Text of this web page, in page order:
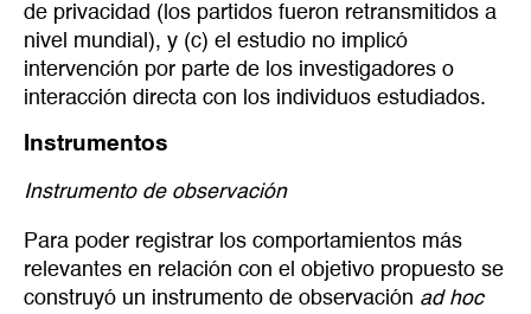
de privacidad (los partidos fueron retransmitidos a
nivel mundial), y (c) el estudio no implicó
intervención por parte de los investigadores o
interacción directa con los individuos estudiados.
Instrumentos
Instrumento de observación
Para poder registrar los comportamientos más
relevantes en relación con el objetivo propuesto se
construyó un instrumento de observación ad hoc